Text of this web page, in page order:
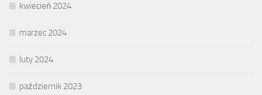
kwiecień 2024
marzec 2024
luty 2024
październik 2023